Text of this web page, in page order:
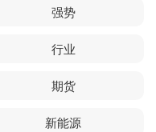
强势
行业
期货
新能源